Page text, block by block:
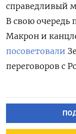
справедливый
В свою
Макрон и
посоветовали
переговоров с